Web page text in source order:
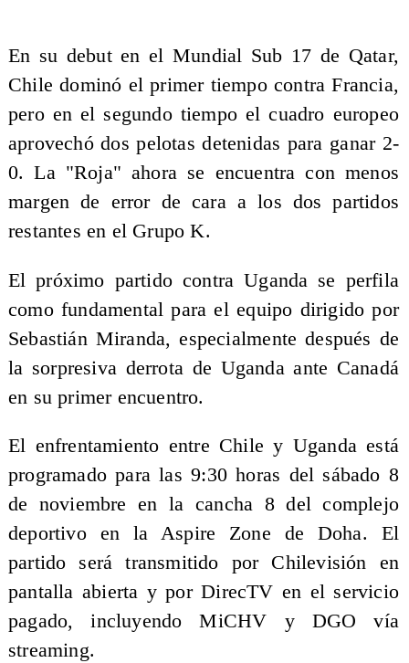
En su debut en el Mundial Sub 17 de Qatar,
Chile dominó el primer tiempo contra Francia,
pero en el segundo tiempo el cuadro europeo
aprovechó dos pelotas detenidas para ganar 2-
0. La "Roja" ahora se encuentra con menos
margen de error de cara a los dos partidos
restantes en el Grupo K.
El próximo partido contra Uganda se perfila
como fundamental para el equipo dirigido por
Sebastián Miranda, especialmente después de
la sorpresiva derrota de Uganda ante Canadá
en su primer encuentro.
El enfrentamiento entre Chile y Uganda está
programado para las 9:30 horas del sábado 8
de noviembre en la cancha 8 del complejo
deportivo en la Aspire Zone de Doha. El
partido será transmitido por Chilevisión en
pantalla abierta y por DirecTV en el servicio
pagado, incluyendo MiCHV y DGO vía
streaming.